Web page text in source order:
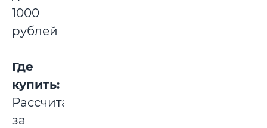
1000
рублей
Где
купить:
Рассчитаться
за